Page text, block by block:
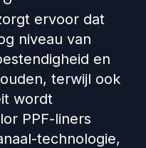
ervoor dat
niveau van
en
terwijl ook
wordt
PPF-liners
technologie,